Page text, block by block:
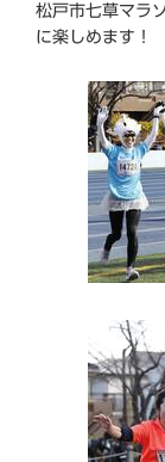
松戸市七草マラ
に楽しめます！